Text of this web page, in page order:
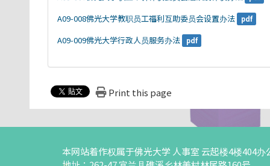
A09-008佛光大学教职员工福利互助委员会设置办法 pdf
A09-009佛光大学行政人员服务办法 pdf
Print this page
本网站着作权属于佛光大学 人事室 云起楼4楼404办